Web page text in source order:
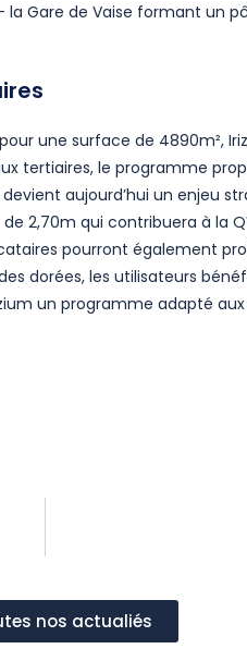
Gare de Vaise formant un
une surface de 4890m²,
tertiaires, le programme
aujourd’hui un enjeu
2,70m qui contribuera à la
pourront également
dorées, les utilisateurs
un programme adapté
nos actualiés